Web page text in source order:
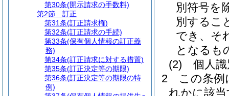
別符号を
別するこ
でき、そ
となるも
(2)
個人
2
この条例
れかに該
第30条(開示請求の手数料)
第2節
訂正
第31条(訂正請求権)
第32条(訂正請求の手続)
第33条(保有個人情報の訂正義
務)
第34条(訂正請求に対する措置)
第35条(訂正決定等の期限)
第36条(訂正決定等の期限の特
例)